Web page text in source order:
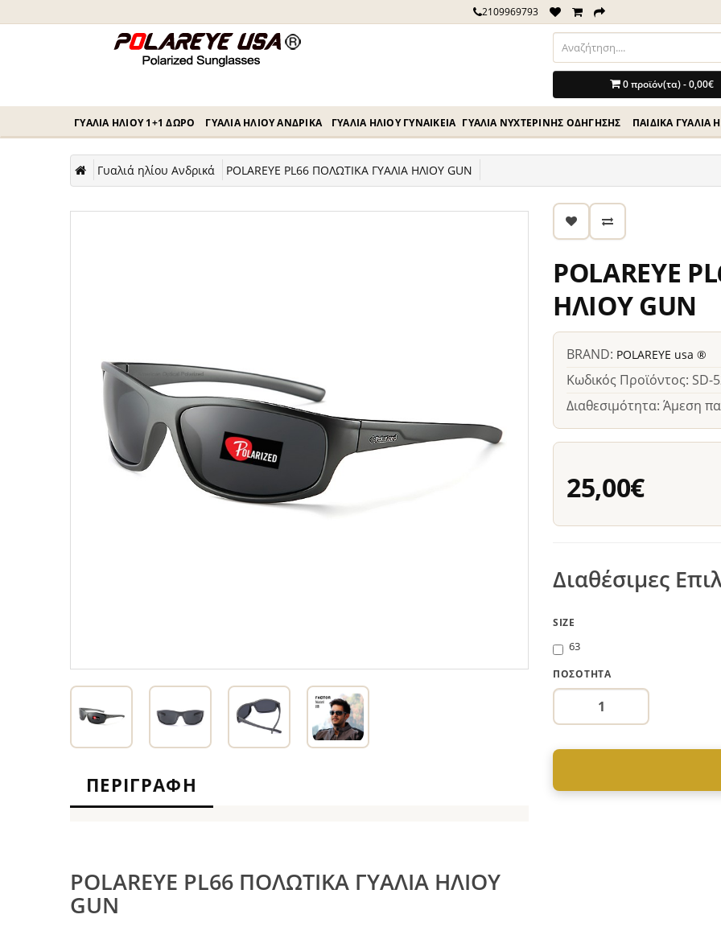
2109969793
0 προϊόν(τα) - 0,00€
ΓΥΑΛΙΆ ΗΛΊΟΥ 1+1 ΔΏΡΟ ΓΥΑΛΙΆ ΗΛΊΟΥ ΑΝΔΡΙΚΆ ΓΥΑΛΙΆ ΗΛΊΟΥ ΓΥΝΑΙΚΕΊΑ ΓΥΑΛΙΆ ΝΥΧΤΕΡΙΝΉΣ ΟΔΗΓΗΣΗΣ ΠΑΙΔΙΚΆ ΓΥΑΛΙΆ
Γυαλιά ηλίου Ανδρικά POLAREYE PL66 ΠΟΛΩΤΙΚΑ ΓΥΑΛΙΑ ΗΛΙΟΥ GUN
ΠΕΡΙΓΡΑΦΉ
POLAREYE PL66 ΠΟΛΩΤΙΚΑ ΓΥΑΛΙΑ ΗΛΙΟΥ
GUN
POLAREYE
ΗΛΙΟΥ GUN
BRAND: POLAREYE usa ®
Κωδικός Προϊόντος: SD-
Διαθεσιμότητα: Άμεση
25,00€
Διαθέσιμες
SIZE
63
ΠΟΣΌΤΗΤΑ